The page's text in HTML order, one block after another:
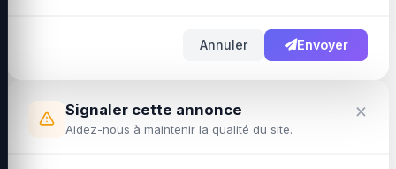
Annuler Envoyer
Signaler cette annonce
Aidez-nous à maintenir la qualité du site.
×